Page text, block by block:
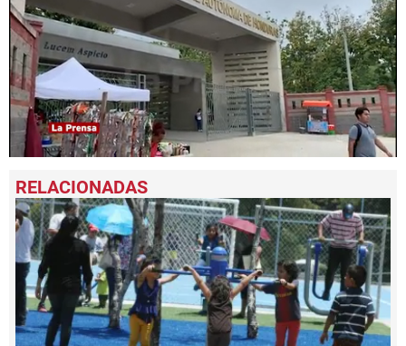
seconds
of
2
minutes,
46
seconds